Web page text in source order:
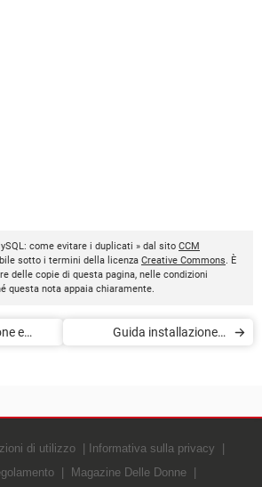
come evitare i duplicati » dal sito CCM
sotto i termini della licenza Creative Commons. È
delle copie di questa pagina, nelle condizioni
questa nota appaia chiaramente.
e
Guida installazione e
di utilizzo
Informativa sulla privacy
Magazine Delle Donne